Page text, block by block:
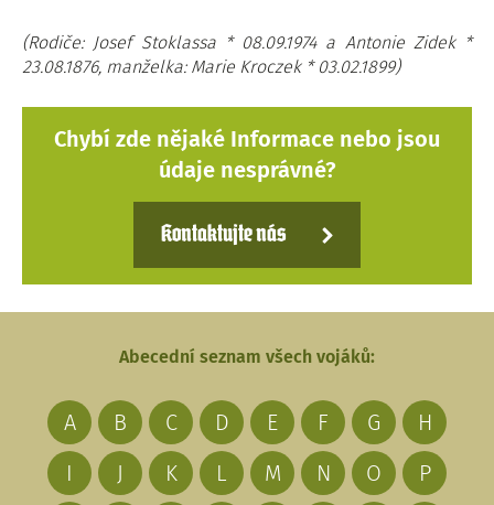
(Rodiče: Josef Stoklassa * 08.09.1974 a Antonie Zidek *
23.08.1876, manželka: Marie Kroczek * 03.02.1899)
Chybí zde nějaké Informace nebo jsou
údaje nesprávné?
Kontaktujte nás
Abecední seznam všech vojáků:
A B C D E F G
H
I
J K L M N O
P